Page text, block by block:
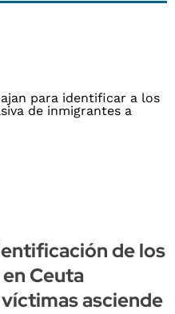
de los
Ceuta
asciende